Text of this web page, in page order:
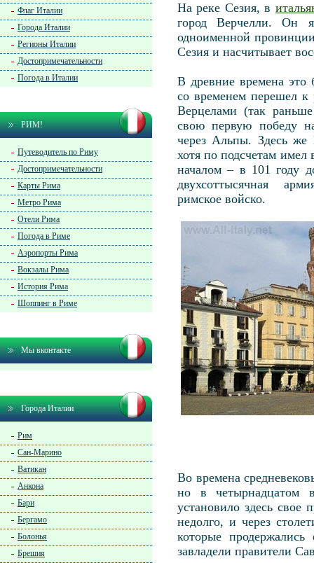
На реке Сезия, в
город Верчелли. Он
одноименной
Сезия и насчитывает
В древние времена это
со временем перешел к
Верцелами (так
свою первую победу
через Альпы. Здесь
хотя по подсчетам
началом – в 101 году
двухсоттысячная
римское войско.
Во времена
но в четырнадцатом
установило здесь свое
недолго, и через
которые
завладели правители
Флаг Италии
Города Италии
Регионы Италии
Достопримечательности
Погода в Италии
РИМ!
Путеводитель по Риму
Достопримечательности
Карты Рима
Метро Рима
Отели Рима
Погода в Риме
Аэропорты Рима
Вокзалы Рима
История Рима
Шоппинг в Риме
Мы вконтакте
Города Италии
Рим
Сан-Марино
Ватикан
Анкона
Бари
Бергамо
Болонья
Брешия